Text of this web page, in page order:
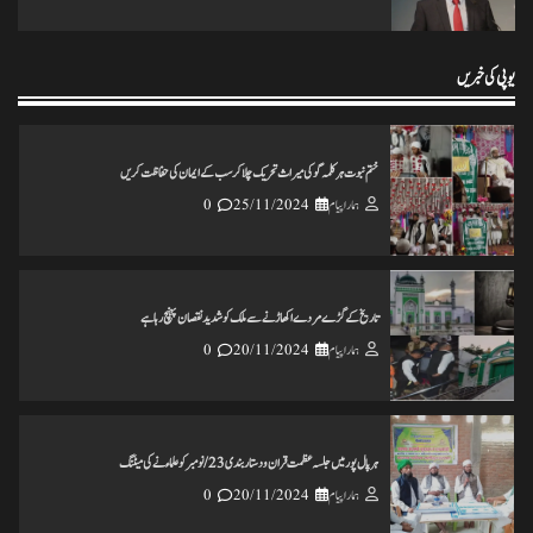
یوپی کی خبریں
ختم نبوت ہر کلمہ گو کی میراث تحریک چلاکرسب کے ایمان کی حفاظت کریں
ہمارا پیام
25/11/2024
0
تاریخ کے گڑے مردے اکھاڑنے سے ملک کو شدید نقصان پہنچ رہاہے
ہمارا پیام
20/11/2024
0
ہرپال پور میں جلسہ عظمت قران و دستاربندی 23/نومبر کو علماء نے کی میٹنگ
ہمارا پیام
20/11/2024
0